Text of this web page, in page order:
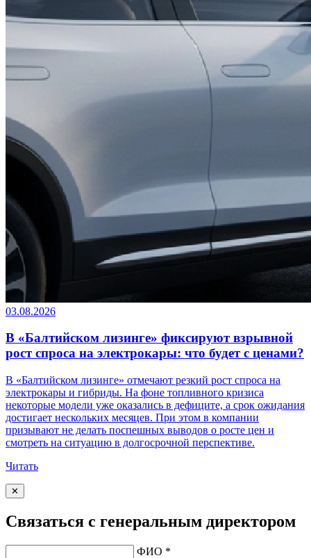
03.08.2026
В «Балтийском лизинге» фиксируют взрывной
рост спроса на электрокары: что будет с ценами?
В «Балтийском лизинге» отмечают резкий рост спроса на
электрокары и гибриды. На фоне топливного кризиса
некоторые модели уже оказались в дефиците, а срок ожидания
достигает нескольких месяцев. При этом в компании
призывают не делать поспешных выводов о росте цен и
смотреть на ситуацию в долгосрочной перспективе.
Читать
✕
Связаться с генеральным директором
ФИО *